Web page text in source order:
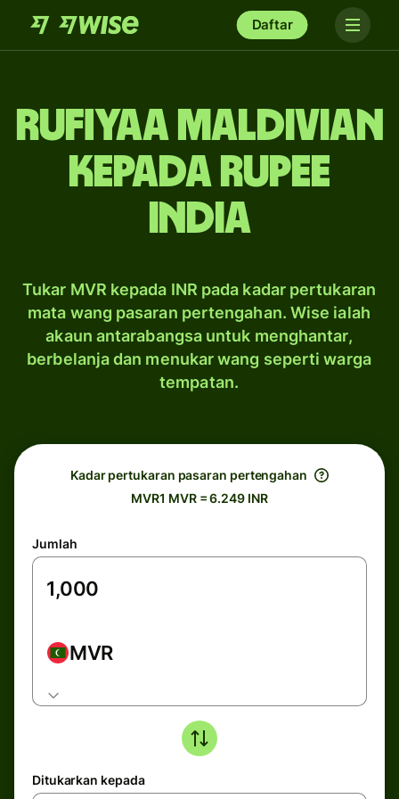
Daftar
rufiyaa Maldivian
kepada rupee
India
Tukar MVR kepada INR pada kadar pertukaran
mata wang pasaran pertengahan. Wise ialah
akaun antarabangsa untuk menghantar,
berbelanja dan menukar wang seperti warga
tempatan.
Kadar pertukaran pasaran pertengahan
MVR1 MVR = 6.249 INR
Jumlah
MVR
Ditukarkan kepada